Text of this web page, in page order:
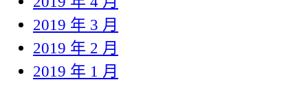
2019 年 3 月
2019 年 2 月
2019 年 1 月